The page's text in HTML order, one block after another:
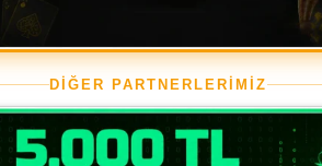
DİĞER PARTNERLERİMİZ